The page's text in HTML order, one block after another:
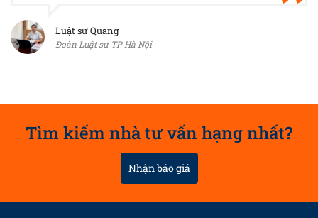
Luật sư Quang
Đoàn Luật sư TP Hà Nội
Tìm kiếm nhà tư vấn hạng nhất?
Nhận báo giá